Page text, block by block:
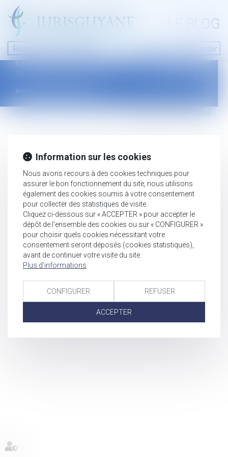
LE BLOG
Nous contacter
46 avenue de la liberté
B.P.315 - 97327 Cayenne Cedex
Tel : +594 594 29 45 35
www.jurisguyane.com
Mentions légales
Information sur les cookies
Nous avons recours à des cookies techniques pour
assurer le bon fonctionnement du site, nous utilisons
également des cookies soumis à votre consentement
pour collecter des statistiques de visite.
Cliquez ci-dessous sur « ACCEPTER » pour accepter le
dépôt de l'ensemble des cookies ou sur « CONFIGURER »
pour choisir quels cookies nécessitant votre
consentement seront déposés (cookies statistiques),
avant de continuer votre visite du site.
Plus d'informations
CONFIGURER REFUSER
ACCEPTER